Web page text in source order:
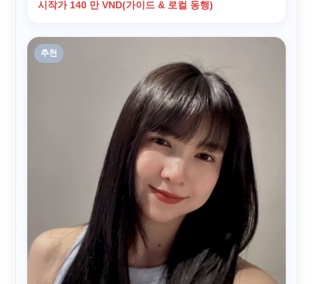
시작가 140 만 VND(가이드 & 로컬 동행)
추천